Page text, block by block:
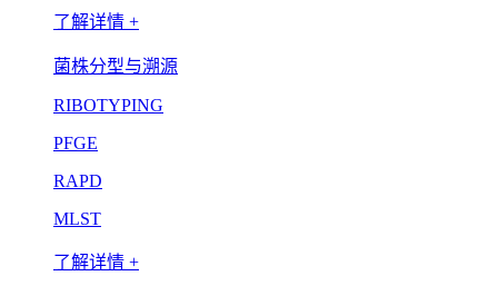
了解详情 +
菌株分型与溯源
RIBOTYPING
PFGE
RAPD
MLST
了解详情 +